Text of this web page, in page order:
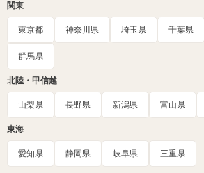
関東
東京都 神奈川県 埼玉県 千葉県
群馬県
北陸・甲信越
山梨県 長野県 新潟県 富山県
東海
愛知県 静岡県 岐阜県 三重県